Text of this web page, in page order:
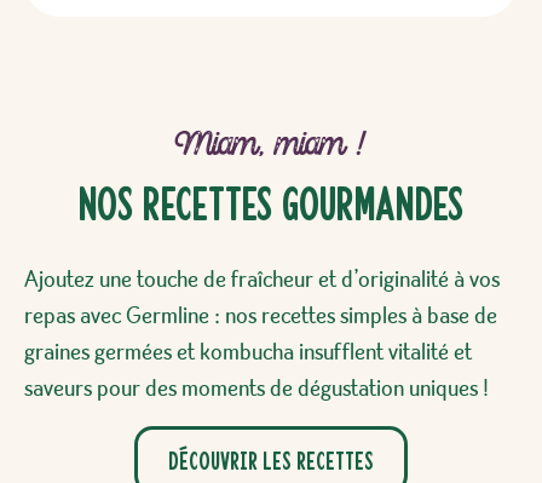
Miam, miam !
Nos recettes gourmandes
Ajoutez une touche de fraîcheur et d’originalité à vos
repas avec Germline : nos recettes simples à base de
graines germées et kombucha insufflent vitalité et
saveurs pour des moments de dégustation uniques !
Découvrir les recettes